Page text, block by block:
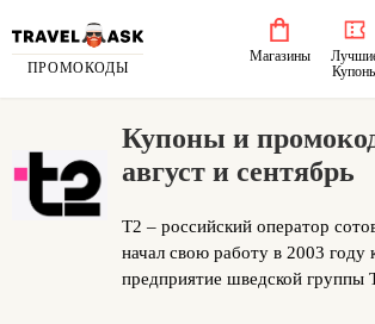
ПРОМОКОДЫ
Магазины
Купоны и
август и сентябрь
T2 – российский оператор
начал свою работу в 2003 году
предприятие шведской группы
Компания предлагает